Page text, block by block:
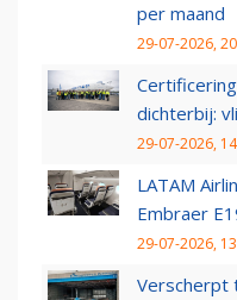
per maand
29-07-2026,
dichterbij:
29-07-2026,
LATAM
Embraer
29-07-2026,
Verscherpt